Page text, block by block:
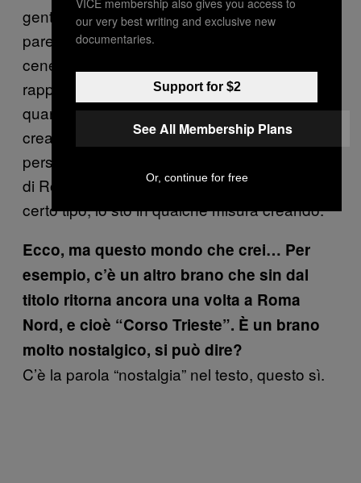
gente che occupa le case, che sfonda le
pareti per allargarsi l’appartamento, che fa le
cene a base di cocaina e così via. Si tratta di
rappresentazioni in entrambi i casi false o
quantomeno parziali, però nel frattempo hai
creato un mondo dove far muovere i tuoi
personaggi. E sì, è chiaro che quando parlo
di Roma Nord sto evocando un mondo di un
certo tipo, lo sto in qualche misura creando.
Ecco, ma questo mondo che crei… Per
esempio, c’è un altro brano che sin dal
titolo ritorna ancora una volta a Roma
Nord, e cioè “Corso Trieste”. È un brano
molto nostalgico, si può dire?
C’è la parola “nostalgia” nel testo, questo sì.
our very best writing and exclusive new
documentaries.
Support for $2
See All Membership Plans
Or, continue for free